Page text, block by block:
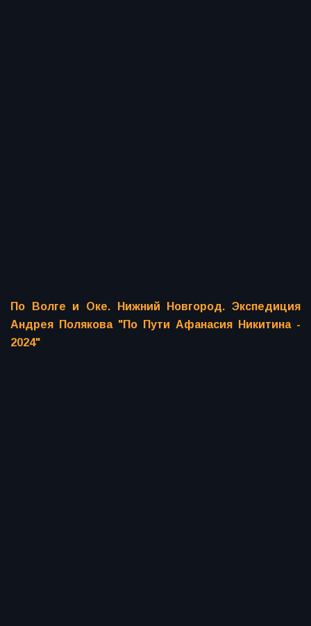
По Волге и Оке. Нижний Новгород. Экспедиция
Андрея Полякова "По Пути Афанасия Никитина -
2024"